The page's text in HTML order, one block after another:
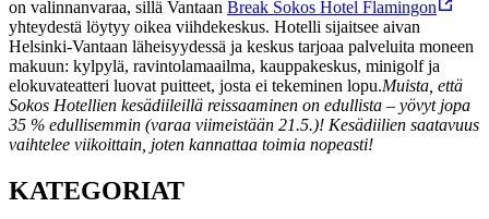
on valinnanvaraa, sillä Vantaan Break Sokos Hotel Flamingon
yhteydestä löytyy oikea viihdekeskus. Hotelli sijaitsee aivan
Helsinki-Vantaan läheisyydessä ja keskus tarjoaa palveluita moneen
makuun: kylpylä, ravintolamaailma, kauppakeskus, minigolf ja
elokuvateatteri luovat puitteet, josta ei tekeminen lopu.Muista, että
Sokos Hotellien kesädiileillä reissaaminen on edullista – yövyt jopa
35 % edullisemmin (varaa viimeistään 21.5.)! Kesädiilien saatavuus
vaihtelee viikoittain, joten kannattaa toimia nopeasti!
KATEGORIAT